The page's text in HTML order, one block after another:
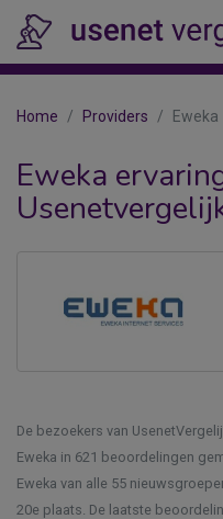
Home Providers Eweka
Eweka
De bezoekers van
Eweka in 621 beoordelingen
Eweka van alle 55
20e plaats. De laatste